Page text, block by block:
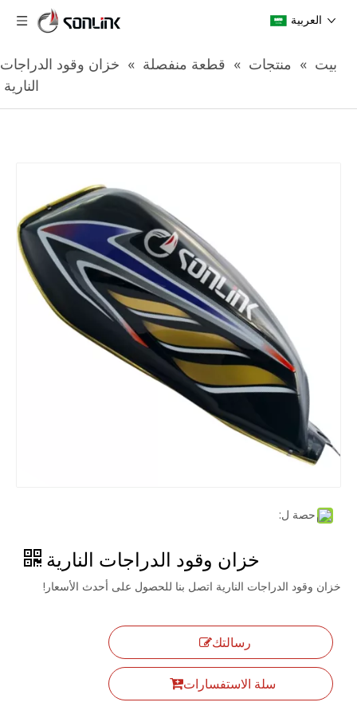
العربية
بيت » منتجات » قطعة منفصلة » خزان وقود الدراجات
النارية
حصة ل:
خزان وقود الدراجات النارية
خزان وقود الدراجات النارية اتصل بنا للحصول على أحدث الأسعار!
رسالتك
سلة الاستفسارات